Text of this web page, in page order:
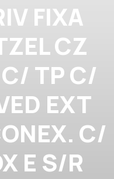
FIXA
CZ
TP C/
EXT
C/
E S/R